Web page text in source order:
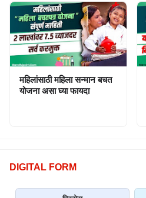
महिलांसाठी महिला सन्मान बचत
योजना असा घ्या फायदा
पिकपेरा